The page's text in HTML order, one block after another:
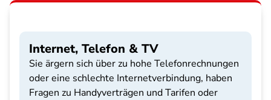
Internet, Telefon & TV
Sie ärgern sich über zu hohe Telefonrechnungen
oder eine schlechte Internetverbindung, haben
Fragen zu Handyverträgen und Tarifen oder